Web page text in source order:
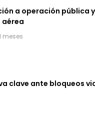
a operación pública y
aérea
meses
clave ante bloqueos